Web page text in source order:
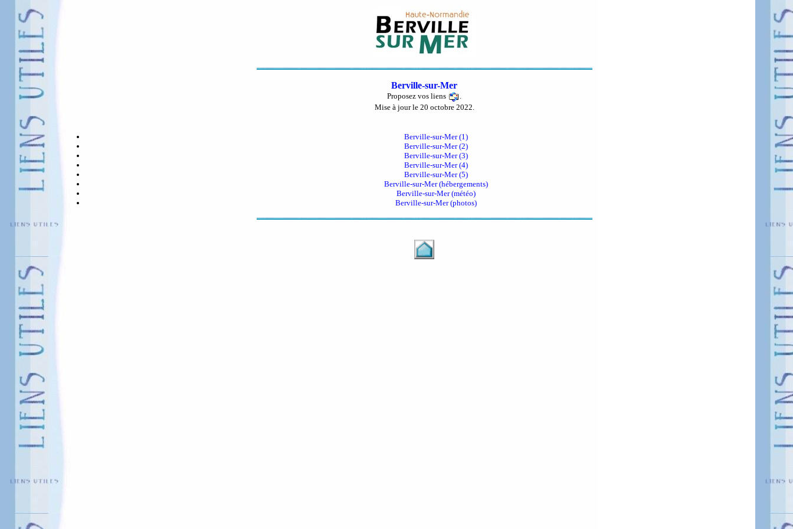
Berville-sur-Mer
Proposez vos liens
Mise à jour le 20 octobre 2022.
Berville-sur-Mer (1)
Berville-sur-Mer (2)
Berville-sur-Mer (3)
Berville-sur-Mer (4)
Berville-sur-Mer (5)
Berville-sur-Mer (hébergements)
Berville-sur-Mer (météo)
Berville-sur-Mer (photos)